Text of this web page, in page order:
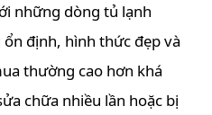
những dòng tủ lạnh
định, hình thức đẹp và
thường cao hơn khá
chữa nhiều lần hoặc bị